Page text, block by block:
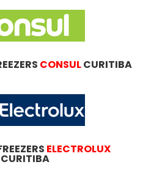
CONSULCURITIBA
ELECTROLUX
CURITIBA